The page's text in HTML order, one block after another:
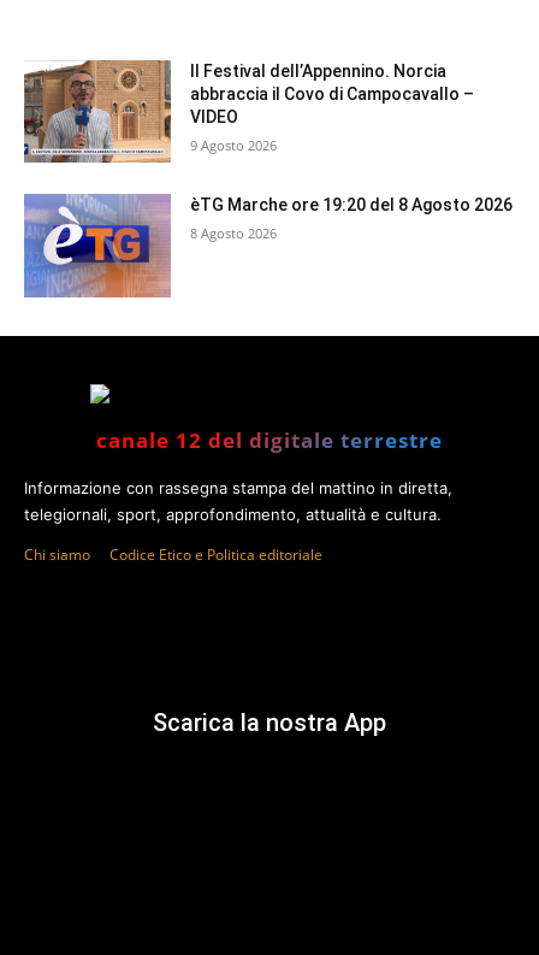
Il Festival dell’Appennino. Norcia
abbraccia il Covo di Campocavallo –
VIDEO
9 Agosto 2026
èTG Marche ore 19:20 del 8 Agosto 2026
8 Agosto 2026
canale 12 del digitale terrestre
Informazione con rassegna stampa del mattino in diretta,
telegiornali, sport, approfondimento, attualità e cultura.
Chi siamo Codice Etico e Politica editoriale
Scarica la nostra App